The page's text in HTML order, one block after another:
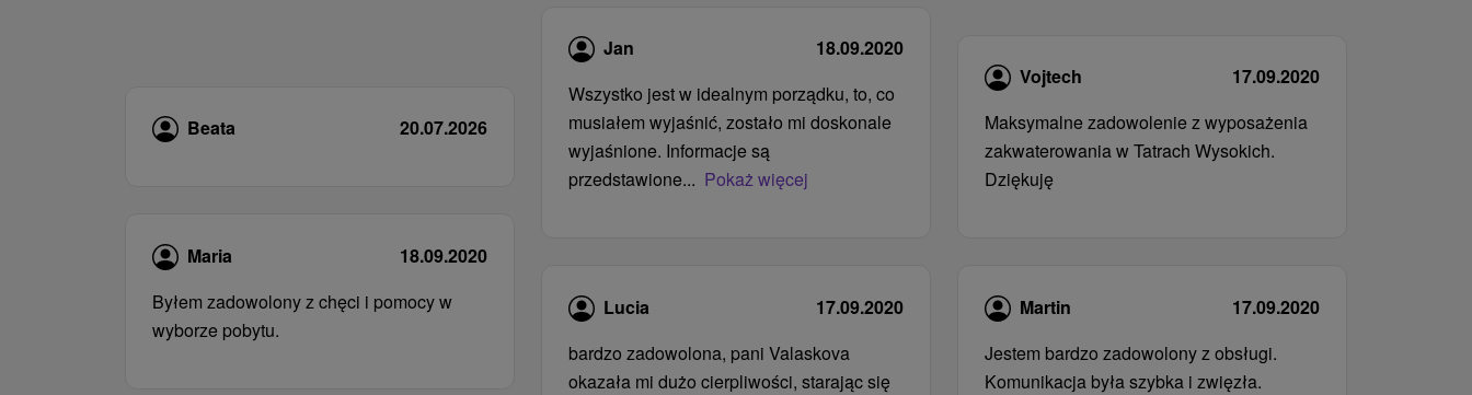
Beata 20.07.2026
Maria
18.09.2020
Byłem zadowolony z chęci i pomocy w
wyborze pobytu.
Jan
18.09.2020
Wszystko jest w idealnym porządku, to, co
musiałem wyjaśnić, zostało mi doskonale
wyjaśnione. Informacje są
przedstawione... Pokaż więcej
Lucia
17.09.2020
bardzo zadowolona, ​​pani Valaskova
okazała mi dużo cierpliwości, starając się
Vojtech
17.09.2020
Maksymalne zadowolenie z wyposażenia
zakwaterowania w Tatrach Wysokich.
Dziękuję
Martin
17.09.2020
Jestem bardzo zadowolony z obsługi.
Komunikacja była szybka i zwięzła.